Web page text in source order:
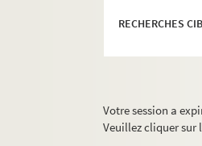
RECHERCHES
Votre session a
Veuillez cliquer sur